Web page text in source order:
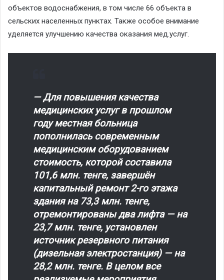
объектов водоснабжения, в том числе 66 объекта в
сельских населенных пунктах. Также особое внимание
уделяется улучшению качества оказания мед.услуг.
— Для повышения качества
медицинских услуг в прошлом
году местная больница
пополнилась современным
медицинским оборудованием
стоимость, которой составила
101,6 млн. тенге, завершён
капитальный ремонт 2-го этажа
здания на 73,3 млн. тенге,
отремонтированы два лифта — на
23,7 млн. тенге, установлен
источник резервного питания
(дизельная электростанция) — на
28,2 млн. тенге. В целом все